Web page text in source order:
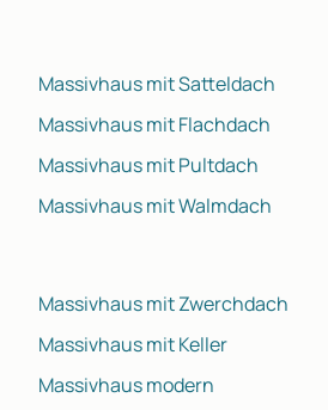
Massivhaus mit Satteldach
Massivhaus mit Flachdach
Massivhaus mit Pultdach
Massivhaus mit Walmdach
Massivhaus mit Zwerchdach
Massivhaus mit Keller
Massivhaus modern